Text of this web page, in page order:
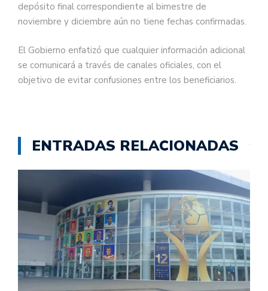
depósito final correspondiente al bimestre de
noviembre y diciembre aún no tiene fechas confirmadas.
El Gobierno enfatizó que cualquier información adicional
se comunicará a través de canales oficiales, con el
objetivo de evitar confusiones entre los beneficiarios.
ENTRADAS RELACIONADAS